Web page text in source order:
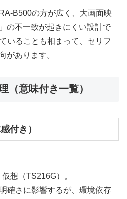
B500の方が広く、大画面映
の不一致が起きにくい設計で
いることも相まって、セリフ
があります。
（意味付き一覧）
付き）
想（TS216G）。
確さに影響するが、環境依存